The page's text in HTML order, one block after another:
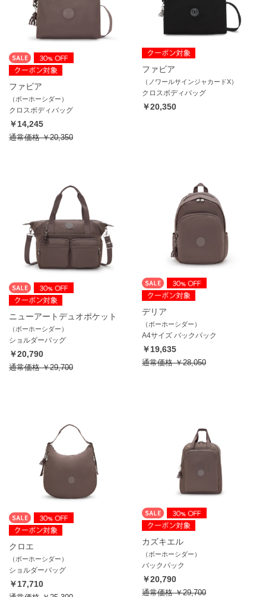
ファビア
（ボーホーシダー）
クロスボディバッグ
￥14,245
通常価格￥20,350
ファビア
（ノワールサインジャカードX）
クロスボディバッグ
￥20,350
ニューアートデュオポケット
（ボーホーシダー）
ショルダーバッグ
￥20,790
通常価格￥29,700
デリア
（ボーホーシダー）
A4サイズ バックパック
￥19,635
通常価格￥28,050
クロエ
（ボーホーシダー）
ショルダーバッグ
￥17,710
カズキエル
（ボーホーシダー）
バックパック
￥20,790
通常価格￥29,700